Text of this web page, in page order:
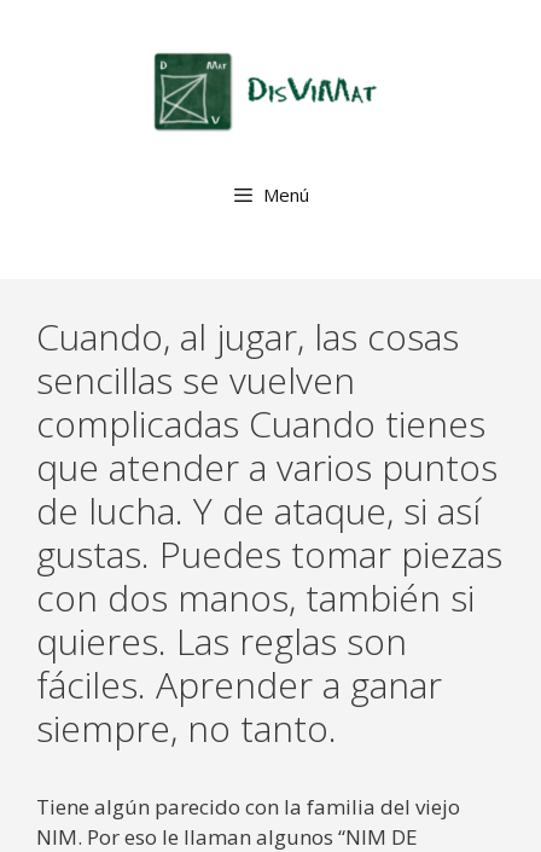
Menú
Cuando, al jugar, las cosas
sencillas se vuelven
complicadas Cuando tienes
que atender a varios puntos
de lucha. Y de ataque, si así
gustas. Puedes tomar piezas
con dos manos, también si
quieres. Las reglas son
fáciles. Aprender a ganar
siempre, no tanto.
Tiene algún parecido con la familia del viejo
NIM. Por eso le llaman algunos “NIM DE